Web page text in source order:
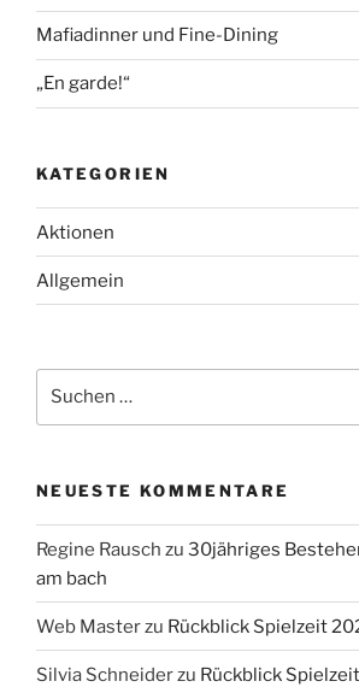
Mafiadinner und Fine-Dining
„En garde!“
KATEGORIEN
Aktionen
Allgemein
nach:
NEUESTE KOMMENTARE
Regine Rausch zu 30jähriges
am bach
Web Masterzu Rückblick Spielzeit
Silvia Schneiderzu Rückblick